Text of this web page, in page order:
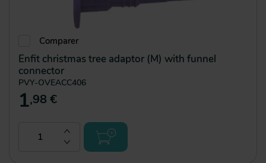
Comparer
Enfit christmas tree adaptor (M) with funnel
connector
PVY-OVEACC406
1,98 €